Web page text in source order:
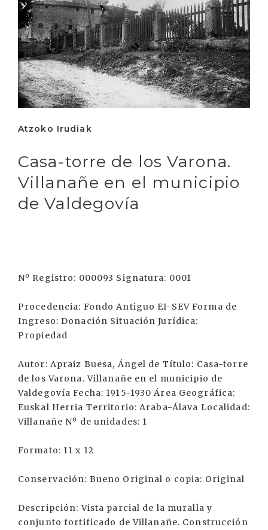
Atzoko Irudiak
Casa-torre de los Varona.
Villanañe en el municipio
de Valdegovía
Nº Registro: 000093 Signatura: 0001
Procedencia: Fondo Antiguo EI-SEV Forma de
Ingreso: Donación Situación Jurídica:
Propiedad
Autor: Apraiz Buesa, Ángel de Título: Casa-torre
de los Varona. Villanañe en el municipio de
Valdegovía Fecha: 1915-1930 Área Geográfica:
Euskal Herria Territorio: Araba-Álava Localidad:
Villanañe Nº de unidades: 1
Formato: 11 x 12
Conservación: Bueno Original o copia: Original
Descripción: Vista parcial de la muralla y
conjunto fortificado de Villanañe. Construcción